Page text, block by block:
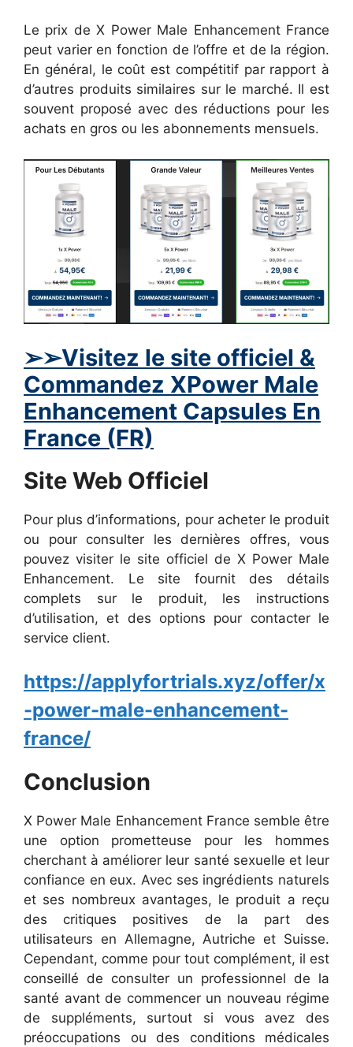
Le prix de X Power Male Enhancement France
peut varier en fonction de l’offre et de la région.
En général, le coût est compétitif par rapport à
d’autres produits similaires sur le marché. Il est
souvent proposé avec des réductions pour les
achats en gros ou les abonnements mensuels.
➢➢Visitez le site officiel &
Commandez XPower Male
Enhancement Capsules En
France (FR)
Site Web Officiel
Pour plus d’informations, pour acheter le produit
ou pour consulter les dernières offres, vous
pouvez visiter le site officiel de X Power Male
Enhancement. Le site fournit des détails
complets sur le produit, les instructions
d’utilisation, et des options pour contacter le
service client.
https://applyfortrials.xyz/offer/x
-power-male-enhancement-
france/
Conclusion
X Power Male Enhancement France semble être
une option prometteuse pour les hommes
cherchant à améliorer leur santé sexuelle et leur
confiance en eux. Avec ses ingrédients naturels
et ses nombreux avantages, le produit a reçu
des critiques positives de la part des
utilisateurs en Allemagne, Autriche et Suisse.
Cependant, comme pour tout complément, il est
conseillé de consulter un professionnel de la
santé avant de commencer un nouveau régime
de suppléments, surtout si vous avez des
préoccupations ou des conditions médicales